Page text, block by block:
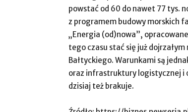
powstać od 60 do nawet 77 tys.
z programem budowy morskich
„Energia (od)nowa”,
tego czasu stać się już
Bałtyckiego. Warunkami są
oraz infrastruktury logistycznej i
dzisiaj też brakuje.